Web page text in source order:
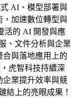
式 AI、模型部署與
，加速數位轉型與
活的 AI 開發與應
、文件分析與企業
與落地應用上的
虎智科技持續深
業提升效率與競
結上的亮眼成果！